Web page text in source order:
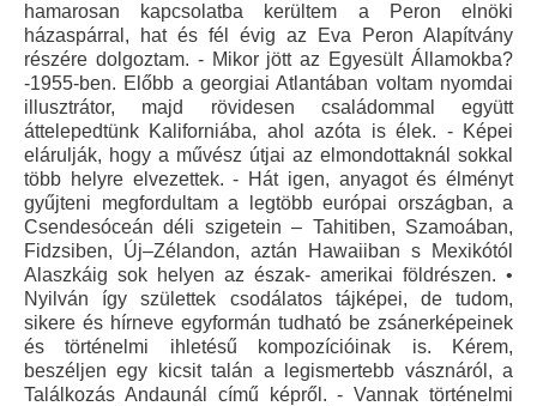
hamarosan kapcsolatba kerültem a Peron elnöki
házaspárral, hat és fél évig az Eva Peron Alapítvány
részére dolgoztam. - Mikor jött az Egyesült Államokba?
-1955-ben. Előbb a georgiai Atlantában voltam nyomdai
illusztrátor, majd rövidesen családommal együtt
áttelepedtünk Kaliforniába, ahol azóta is élek. - Képei
elárulják, hogy a művész útjai az elmondottaknál sokkal
több helyre elvezettek. - Hát igen, anyagot és élményt
gyűjteni megfordultam a legtöbb európai országban, a
Csendesóceán déli szigetein – Tahitiben, Szamoában,
Fidzsiben, Új–Zélandon, aztán Hawaiiban s Mexikótól
Alaszkáig sok helyen az észak- amerikai földrészen. •
Nyilván így születtek csodálatos tájképei, de tudom,
sikere és hírneve egyformán tudható be zsánerképeinek
és történelmi ihletésű kompozícióinak is. Kérem,
beszéljen egy kicsit talán a legismertebb vásznáról, a
Találkozás Andaunál című képről. - Vannak történelmi